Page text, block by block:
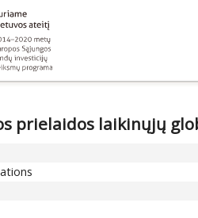
prielaidos laikinųjų